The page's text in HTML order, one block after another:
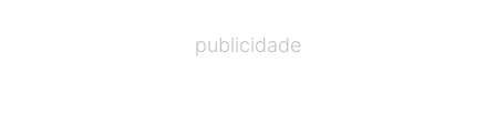
publicidade